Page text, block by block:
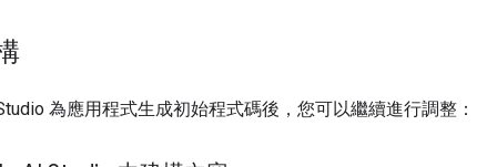
為應用程式生成初始程式碼後，您可以繼續進行調整：